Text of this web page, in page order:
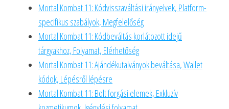
Mortal Kombat 11: Kódvisszaváltási irányelvek, Platform-
specifikus szabályok, Megfelelőség
Mortal Kombat 11: Kódbeváltás korlátozott idejű
tárgyakhoz, Folyamat, Elérhetőség
Mortal Kombat 11: Ajándékutalványok beváltása, Wallet
kódok, Lépésről lépésre
Mortal Kombat 11: Bolt forgási elemek, Exkluzív